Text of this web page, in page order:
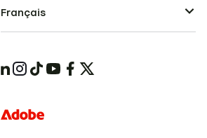
Français